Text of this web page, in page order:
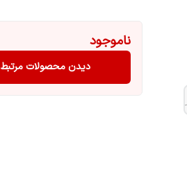
ناموجود
دیدن محصولات مرتبط